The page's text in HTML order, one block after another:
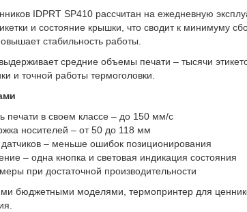
IDPRT SP410 рассчитан на ежедневную
и состояние крышки, что сводит к минимуму
стабильность работы.
средние объемы печати – тысячи
и точной работы термоголовки.
печати в своем классе – до 150 мм/с
носителей – от 50 до 118 мм
– меньше ошибок позиционирования
– одна кнопка и световая индикация состояния
при достаточной производительности
бюджетными моделями, термопринтер для